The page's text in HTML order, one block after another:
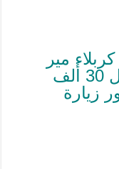
مير
مسعود حسينيان، عن وصول 30 ألف
زيارة